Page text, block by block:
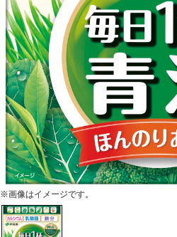
※画像はイメージです。